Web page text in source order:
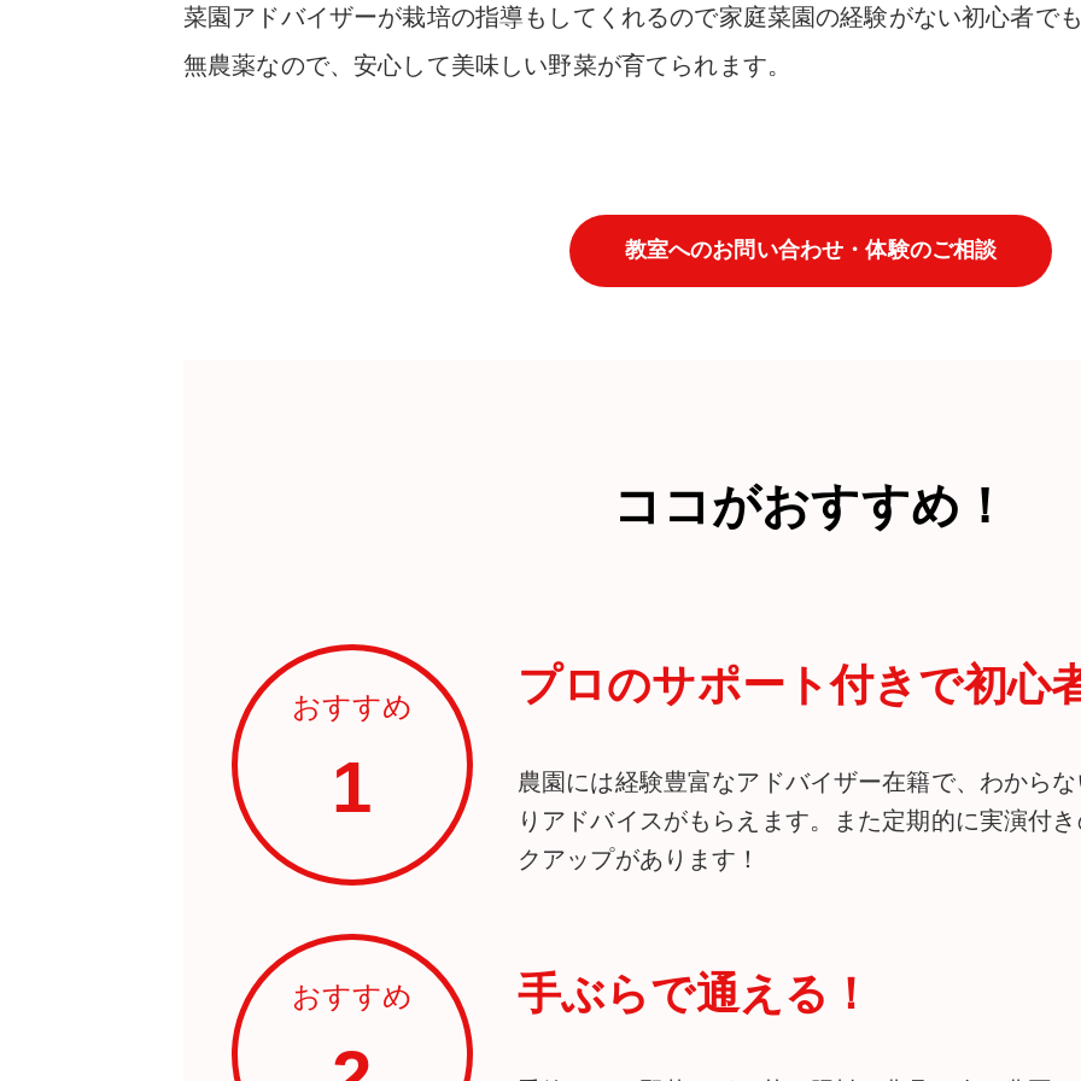
菜園アドバイザーが栽培の指導もしてくれるので家庭菜園の経験がない初心者で
無農薬なので、安心して美味しい野菜が育てられます。
教室へのお問い合わせ・体験のご相談
ココがおすすめ！
おすすめ
1
プロのサポート付きで初心
農園には経験豊富なアドバイザー在籍で、わから
りアドバイスがもらえます。また定期的に実演付
クアップがあります！
おすすめ 手ぶらで通える！